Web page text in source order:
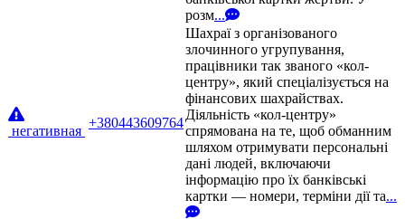
розм...
негативная
+380443609764
Шахраї з організованого
злочинного угрупування,
працівники так званого «кол-
центру», який спеціалізується на
фінансових шахрайствах.
Діяльність «кол-центру»
спрямована на те, щоб обманним
шляхом отримувати персональні
дані людей, включаючи
інформацію про їх банківські
картки — номери, терміни дії та...